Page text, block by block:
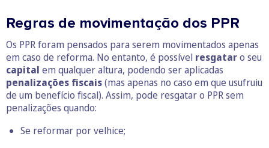
Regras de movimentação dos PPR
Os PPR foram pensados para serem movimentados apenas
em caso de reforma. No entanto, é possível resgataro seu
capital em qualquer altura, podendo ser aplicadas
penalizações fiscais(mas apenas no caso em que usufruiu
de um benefício fiscal). Assim, pode resgatar o PPR sem
penalizações quando:
Se reformar por velhice;